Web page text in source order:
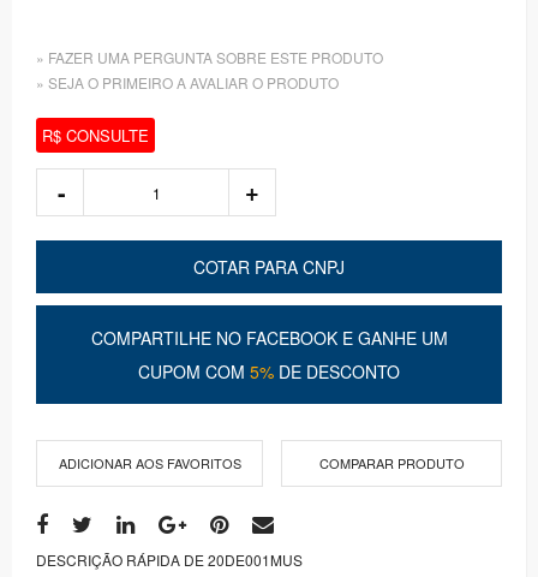
» FAZER UMA PERGUNTA SOBRE ESTE PRODUTO
» SEJA O PRIMEIRO A AVALIAR O PRODUTO
R$ CONSULTE
COTAR PARA CNPJ
COMPARTILHE NO FACEBOOK E GANHE UM
CUPOM COM 5% DE DESCONTO
ADICIONAR AOS FAVORITOS COMPARAR PRODUTO
DESCRIÇÃO RÁPIDA DE 20DE001MUS